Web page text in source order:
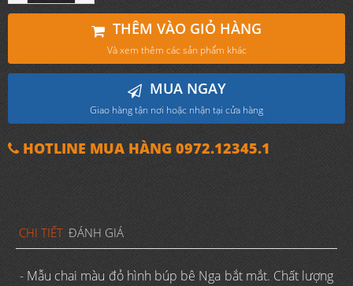
THÊM VÀO GIỎ HÀNG
Và xem thêm các sản phẩm khác
MUA NGAY
Giao hàng tận nơi hoặc nhận tại cửa hàng
HOTLINE MUA HÀNG 0972.12345.1
CHI TIẾT ĐÁNH GIÁ
- Mẫu chai màu đỏ hình búp bê Nga bắt mắt. Chất lượng